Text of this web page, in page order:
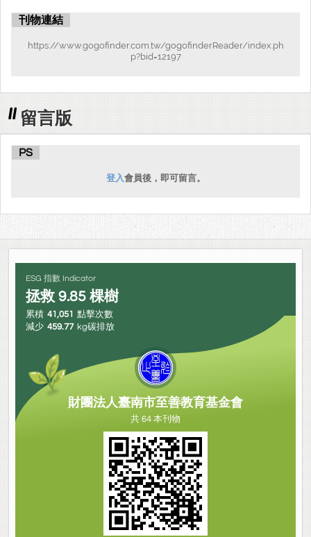
刊物連結
https://www.gogofinder.com.tw/gogofinderReader/index.ph
p?bid=12197
留言版
PS
登入會員後，即可留言。
ESG 指數 Indicator
拯救 9.85 棵樹
累積 41,051 點擊次數
減少 459.77 kg碳排放
財團法人臺南市至善教育基金會
共 64 本刊物